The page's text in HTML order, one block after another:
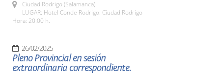
Ciudad Rodrigo (Salamanca)
LUGAR: Hotel Conde Rodrigo. Ciudad Rodrigo
Hora: 20:00 h.
26/02/2025
Pleno Provincial en sesión
extraordinaria correspondiente.